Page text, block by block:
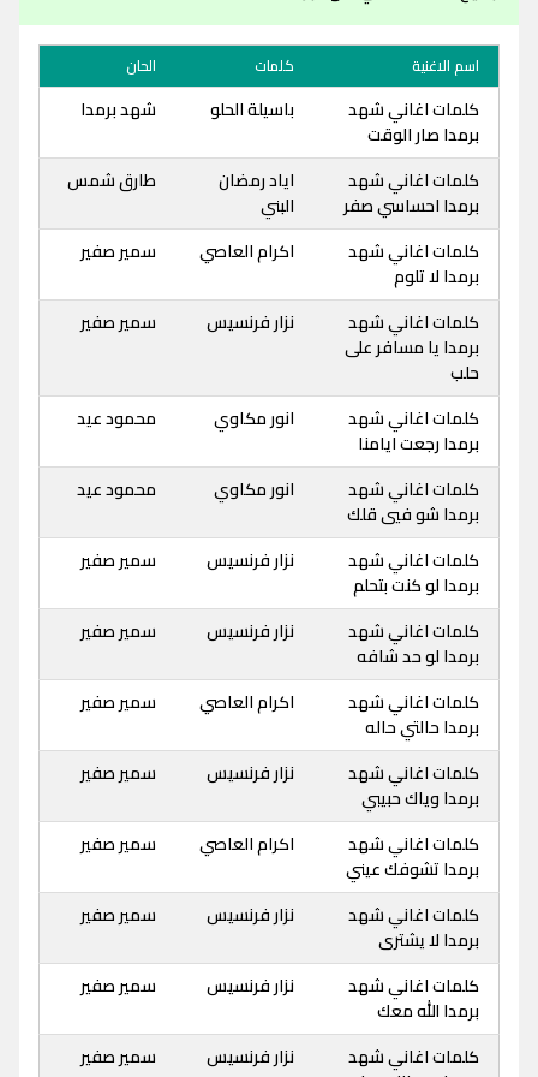
اسم الاغنية كلمات الحان
كلمات اغاني شهد
برمدا صار الوقت
باسيلة الحلو شهد برمدا
كلمات اغاني شهد
برمدا احساسي صفر
اياد رمضان
البني
طارق شمس
كلمات اغاني شهد
برمدا لا تلوم
اكرام العاصي سمير صفير
كلمات اغاني شهد
برمدا يا مسافر على
حلب
نزار فرنسيس سمير صفير
كلمات اغاني شهد
برمدا رجعت ايامنا
انور مكاوي محمود عيد
كلمات اغاني شهد
برمدا شو فيي قلك
انور مكاوي محمود عيد
كلمات اغاني شهد
برمدا لو كنت بتحلم
نزار فرنسيس سمير صفير
كلمات اغاني شهد
برمدا لو حد شافه
نزار فرنسيس سمير صفير
كلمات اغاني شهد
برمدا حالتي حاله
اكرام العاصي سمير صفير
كلمات اغاني شهد
برمدا وياك حبيبي
نزار فرنسيس سمير صفير
كلمات اغاني شهد
برمدا تشوفك عيني
اكرام العاصي سمير صفير
كلمات اغاني شهد
برمدا لا يشترى
نزار فرنسيس سمير صفير
كلمات اغاني شهد
برمدا الله معك
نزار فرنسيس سمير صفير
كلمات اغاني شهد
نزار فرنسيس سمير صفير